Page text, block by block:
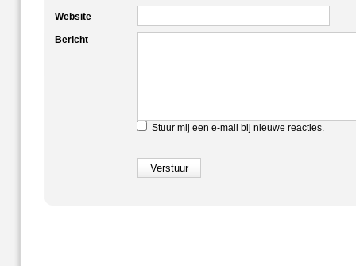
Website
Bericht
Stuur mij een e-mail bij nieuwe reacties.